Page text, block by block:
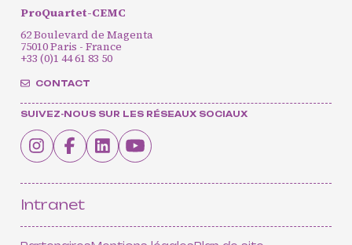
ProQuartet-CEMC
62 Boulevard de Magenta
75010 Paris - France
+33 (0)1 44 61 83 50
CONTACT
SUIVEZ-NOUS SUR LES RÉSEAUX SOCIAUX
Intranet
CONTACT
INSCRIPTION INFOLETTRES